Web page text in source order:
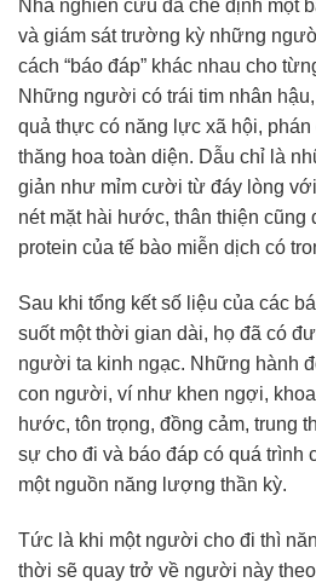
Nhà nghiên cứu đã chế định một
và giám sát trường kỳ những
cách “báo đáp” khác nhau cho
Những người có trái tim nhân
quả thực có năng lực xã hội, phán
thăng hoa toàn diện. Dẫu chỉ là
giản như mỉm cười từ đáy lòng
nét mặt hài hước, thân thiện cũng
protein của tế bào miễn dịch có
Sau khi tổng kết số liệu của các
suốt một thời gian dài, họ đã có
người ta kinh ngạc. Những hành
con người, ví như khen ngợi,
hước, tôn trọng, đồng cảm, trung
sự cho đi và báo đáp có quá trình
một nguồn năng lượng thần kỳ.
Tức là khi một người cho đi thì
thời sẽ quay trở về người này